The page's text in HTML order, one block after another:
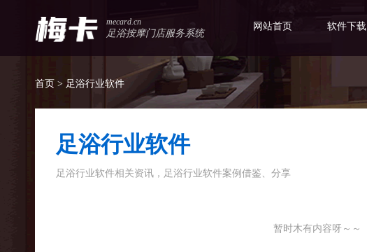
mecard.cn
足浴按摩门店服务系统
网站首页 软件下载
首页 > 足浴行业软件
足浴行业软件
足浴行业软件相关资讯，足浴行业软件案例借鉴、分享
暂时木有内容呀～～